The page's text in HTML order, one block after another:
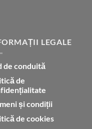
LEGALE
de conduită
de
și condiții
de cookies